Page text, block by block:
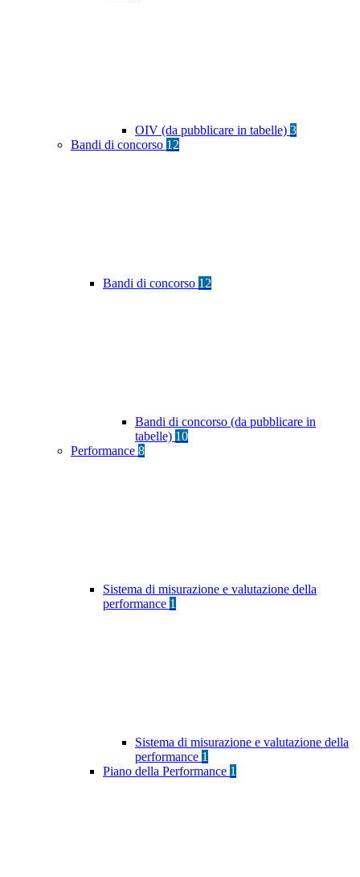
OIV (da pubblicare in tabelle) 3
Bandi di concorso 12
Bandi di concorso 12
Bandi di concorso (da pubblicare in
tabelle) 10
Performance 8
Sistema di misurazione e valutazione della
performance 1
Sistema di misurazione e valutazione della
performance 1
Piano della Performance 1